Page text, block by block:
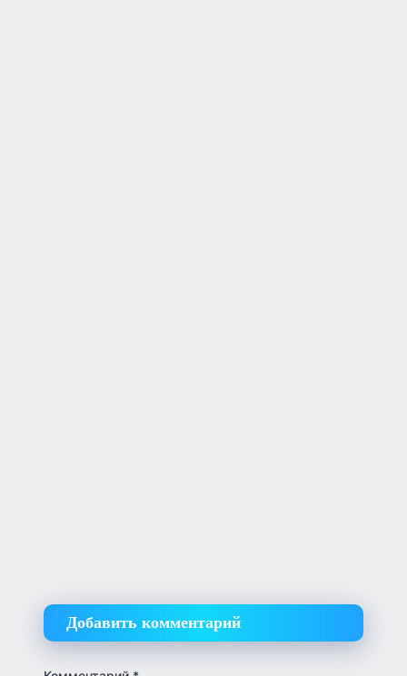
Добавить комментарий